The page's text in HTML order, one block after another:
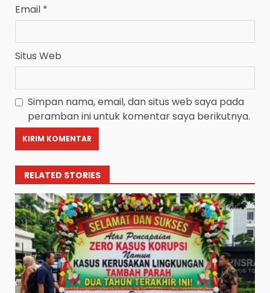
Email *
Situs Web
Simpan nama, email, dan situs web saya pada
peramban ini untuk komentar saya berikutnya.
RELATED STORIES